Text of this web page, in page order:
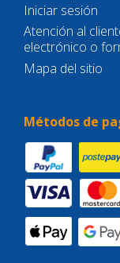
Iniciar sesión
Atención al
electrónico o
Mapa del sitio
Métodos de